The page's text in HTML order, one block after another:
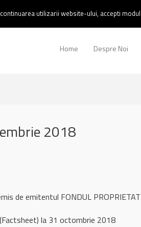
Home Despre Noi
2018
de emitentul FONDUL
la 31 octombrie 2018
utilizarii website-ului, accepti